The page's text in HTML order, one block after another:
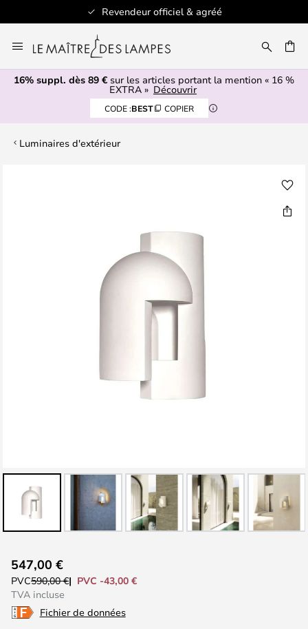
Revendeur officiel & agréé
au
contenu
16% suppl. dès 89 € sur les articles portant la mention « 16 %
EXTRA » Découvrir
CODE :BEST COPIER
Luminaires d'extérieur
to
the
beginning
of
547,00 €
PVC590,00 €
PVC -43,00 €
TVA incluse
Fichier de données